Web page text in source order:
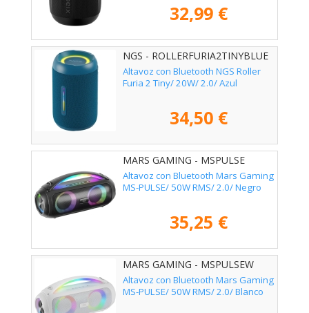
32,99 €
NGS - ROLLERFURIA2TINYBLUE
Altavoz con Bluetooth NGS Roller
Furia 2 Tiny/ 20W/ 2.0/ Azul
34,50 €
MARS GAMING - MSPULSE
Altavoz con Bluetooth Mars Gaming
MS-PULSE/ 50W RMS/ 2.0/ Negro
35,25 €
MARS GAMING - MSPULSEW
Altavoz con Bluetooth Mars Gaming
MS-PULSE/ 50W RMS/ 2.0/ Blanco